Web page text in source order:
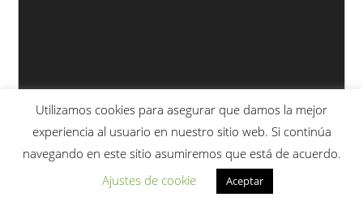
Utilizamos cookies para asegurar que damos la mejor
experiencia al usuario en nuestro sitio web. Si continúa
navegando en este sitio asumiremos que está de acuerdo.
Ajustes de cookie
Aceptar